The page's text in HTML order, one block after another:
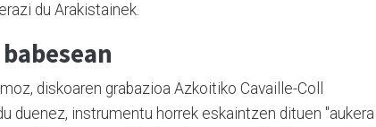
du Arakistainek.
diskoaren grabazioa Azkoitiko Cavaille-Coll
duenez, instrumentu horrek eskaintzen dituen "aukera